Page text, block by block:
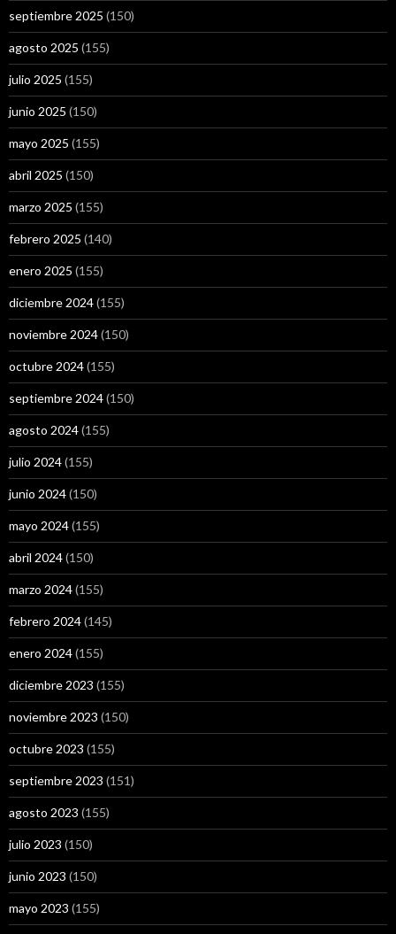
septiembre 2025 (150)
agosto 2025 (155)
julio 2025 (155)
junio 2025 (150)
mayo 2025 (155)
abril 2025 (150)
marzo 2025 (155)
febrero 2025 (140)
enero 2025 (155)
diciembre 2024(155)
noviembre 2024(150)
octubre 2024(155)
septiembre 2024(150)
agosto 2024(155)
julio 2024(155)
junio 2024(150)
mayo 2024(155)
abril 2024(150)
marzo 2024(155)
febrero 2024(145)
enero 2024(155)
diciembre 2023 (155)
noviembre 2023 (150)
octubre 2023 (155)
septiembre 2023 (151)
agosto 2023 (155)
julio 2023 (150)
junio 2023 (150)
mayo 2023 (155)